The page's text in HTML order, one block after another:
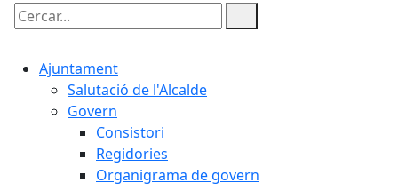
Cercar:
Ajuntament
Salutació de l'Alcalde
Govern
Consistori
Regidories
Organigrama de govern